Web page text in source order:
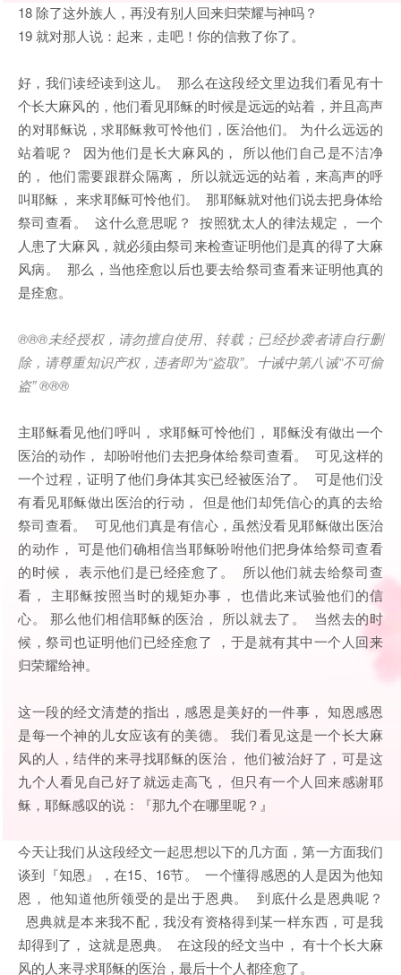
18 除了这外族人，再没有别人回来归荣耀与神吗？
19 就对那人说：起来，走吧！你的信救了你了。
好，我们读经读到这儿。 那么在这段经文里边我们看见有十
个长大麻风的，他们看见耶稣的时候是远远的站着，并且高声
的对耶稣说，求耶稣救可怜他们，医治他们。 为什么远远的
站着呢？ 因为他们是长大麻风的， 所以他们自己是不洁净
的， 他们需要跟群众隔离， 所以就远远的站着，来高声的呼
叫耶稣， 来求耶稣可怜他们。 那耶稣就对他们说去把身体给
祭司查看。 这什么意思呢？ 按照犹太人的律法规定， 一个
人患了大麻风，就必须由祭司来检查证明他们是真的得了大麻
风病。 那么，当他痊愈以后也要去给祭司查看来证明他真的
是痊愈。
®®®未经授权，请勿擅自使用、转载；已经抄袭者请自行删
除，请尊重知识产权，违者即为“盗取”。十诫中第八诫“不可偷
盗” ®®®
主耶稣看见他们呼叫， 求耶稣可怜他们， 耶稣没有做出一个
医治的动作， 却吩咐他们去把身体给祭司查看。 可见这样的
一个过程，证明了他们身体其实已经被医治了。 可是他们没
有看见耶稣做出医治的行动， 但是他们却凭信心的真的去给
祭司查看。 可见他们真是有信心，虽然没看见耶稣做出医治
的动作， 可是他们确相信当耶稣吩咐他们把身体给祭司查看
的时候， 表示他们是已经痊愈了。 所以他们就去给祭司查
看， 主耶稣按照当时的规矩办事， 也借此来试验他们的信
心。 那么他们相信耶稣的医治， 所以就去了。 当然去的时
候，祭司也证明他们已经痊愈了 ，于是就有其中一个人回来
归荣耀给神。
这一段的经文清楚的指出，感恩是美好的一件事， 知恩感恩
是每一个神的儿女应该有的美德。 我们看见这是一个长大麻
风的人，结伴的来寻找耶稣的医治， 他们被治好了，可是这
九个人看见自己好了就远走高飞， 但只有一个人回来感谢耶
稣，耶稣感叹的说：『那九个在哪里呢？』
今天让我们从这段经文一起思想以下的几方面，第一方面我们
谈到『知恩』，在15、16节。 一个懂得感恩的人是因为他知
恩， 他知道他所领受的是出于恩典。 到底什么是恩典呢？
恩典就是本来我不配，我没有资格得到某一样东西，可是我
却得到了， 这就是恩典。 在这段的经文当中， 有十个长大麻
风的人来寻求耶稣的医治，最后十个人都痊愈了。